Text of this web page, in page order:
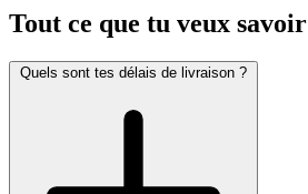
Tout ce que tu veux savoir
Quels sont tes délais de livraison ?